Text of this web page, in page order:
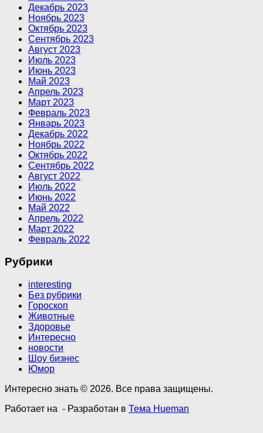
Декабрь 2023
Ноябрь 2023
Октябрь 2023
Сентябрь 2023
Август 2023
Июль 2023
Июнь 2023
Май 2023
Апрель 2023
Март 2023
Февраль 2023
Январь 2023
Декабрь 2022
Ноябрь 2022
Октябрь 2022
Сентябрь 2022
Август 2022
Июль 2022
Июнь 2022
Май 2022
Апрель 2022
Март 2022
Февраль 2022
Рубрики
interesting
Без рубрики
Гороскоп
Животные
Здоровье
Интересно
новости
Шоу бизнес
Юмор
Интересно знать © 2026. Все права защищены.
Работает на - Разработан в Тема Hueman